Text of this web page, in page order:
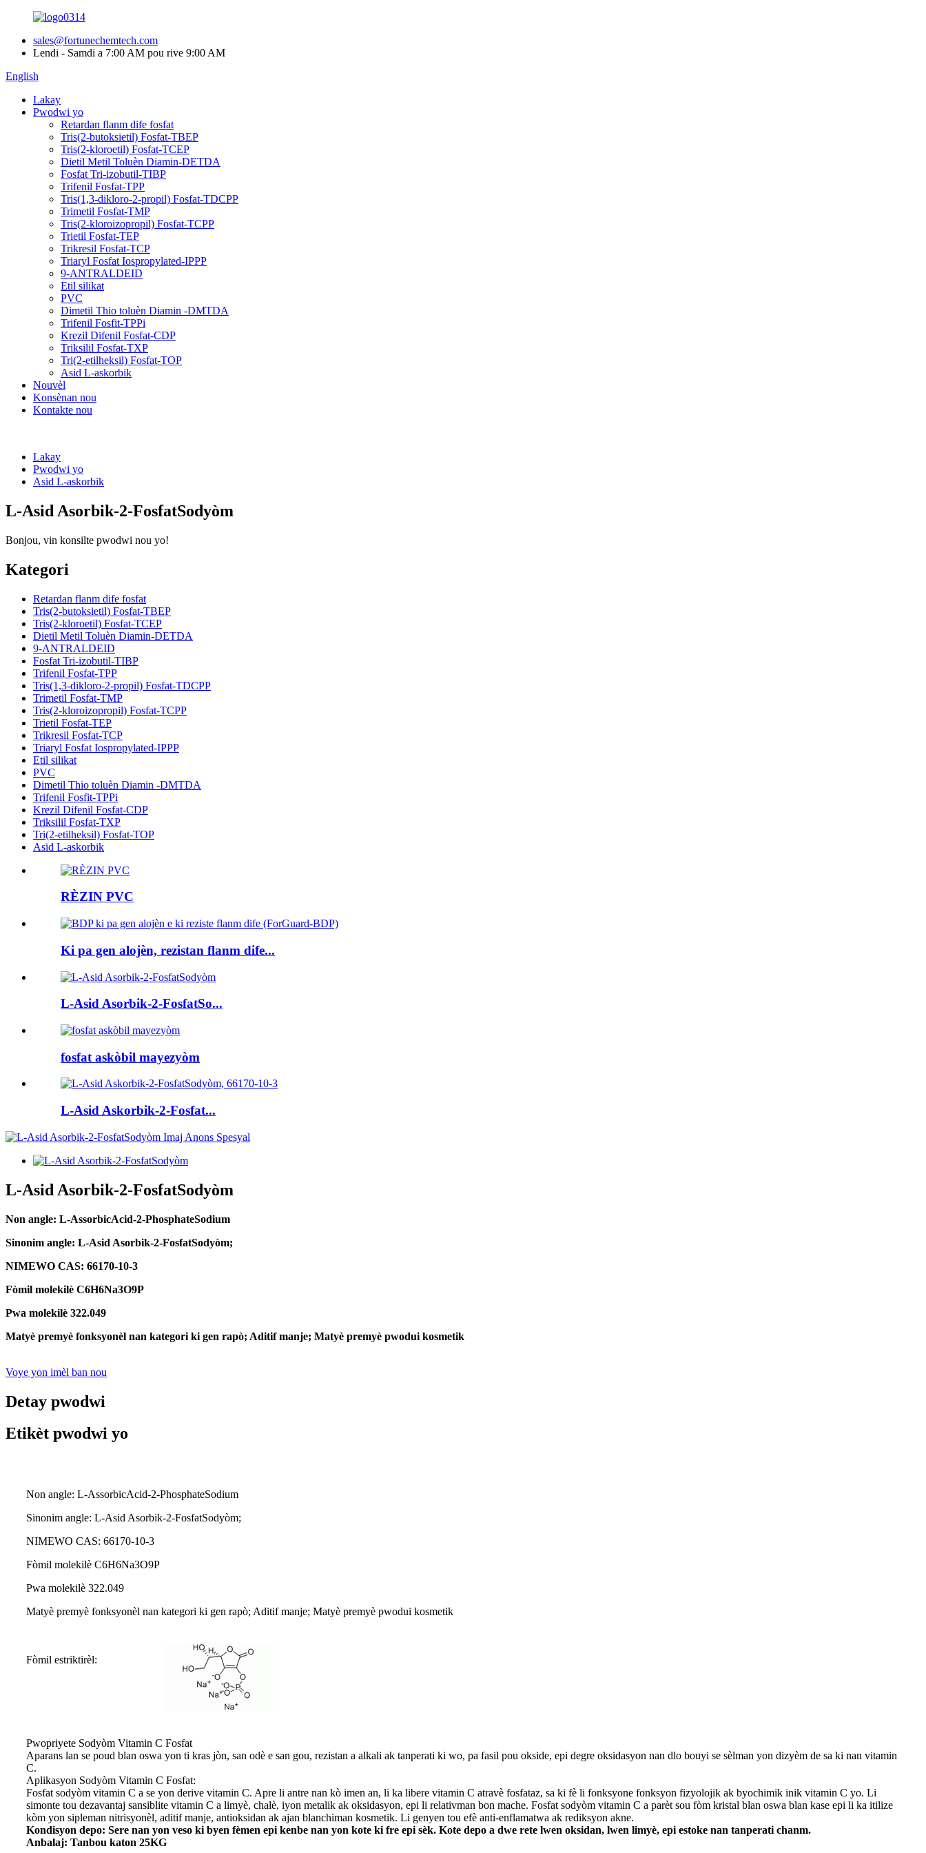
sales@fortunechemtech.com
Lendi - Samdi a 7:00 AM pou rive 9:00 AM
English
Lakay
Pwodwi yo
Retardan flanm dife fosfat
Tris(2-butoksietil) Fosfat-TBEP
Tris(2-kloroetil) Fosfat-TCEP
Dietil Metil Toluèn Diamin-DETDA
Fosfat Tri-izobutil-TIBP
Trifenil Fosfat-TPP
Tris(1,3-dikloro-2-propil) Fosfat-TDCPP
Trimetil Fosfat-TMP
Tris(2-kloroizopropil) Fosfat-TCPP
Trietil Fosfat-TEP
Trikresil Fosfat-TCP
Triaryl Fosfat Iospropylated-IPPP
9-ANTRALDEID
Etil silikat
PVC
Dimetil Thio toluèn Diamin -DMTDA
Trifenil Fosfit-TPPi
Krezil Difenil Fosfat-CDP
Triksilil Fosfat-TXP
Tri(2-etilheksil) Fosfat-TOP
Asid L-askorbik
Nouvèl
Konsènan nou
Kontakte nou
Lakay
Pwodwi yo
Asid L-askorbik
L-Asid Asorbik-2-FosfatSodyòm
Bonjou, vin konsilte pwodwi nou yo!
Kategori
Retardan flanm dife fosfat
Tris(2-butoksietil) Fosfat-TBEP
Tris(2-kloroetil) Fosfat-TCEP
Dietil Metil Toluèn Diamin-DETDA
9-ANTRALDEID
Fosfat Tri-izobutil-TIBP
Trifenil Fosfat-TPP
Tris(1,3-dikloro-2-propil) Fosfat-TDCPP
Trimetil Fosfat-TMP
Tris(2-kloroizopropil) Fosfat-TCPP
Trietil Fosfat-TEP
Trikresil Fosfat-TCP
Triaryl Fosfat Iospropylated-IPPP
Etil silikat
PVC
Dimetil Thio toluèn Diamin -DMTDA
Trifenil Fosfit-TPPi
Krezil Difenil Fosfat-CDP
Triksilil Fosfat-TXP
Tri(2-etilheksil) Fosfat-TOP
Asid L-askorbik
RÈZIN PVC
Ki pa gen alojèn, rezistan flanm dife...
L-Asid Asorbik-2-FosfatSo...
fosfat askòbil mayezyòm
L-Asid Askorbik-2-Fosfat...
L-Asid Asorbik-2-FosfatSodyòm
Non angle: L-AssorbicAcid-2-PhosphateSodium
Sinonim angle: L-Asid Asorbik-2-FosfatSodyòm;
NIMEWO CAS: 66170-10-3
Fòmil molekilè C6H6Na3O9P
Pwa molekilè 322.049
Matyè premyè fonksyonèl nan kategori ki gen rapò; Aditif manje; Matyè premyè pwodui kosmetik
Voye yon imèl ban nou
Detay pwodwi
Etikèt pwodwi yo
Non angle: L-AssorbicAcid-2-PhosphateSodium
Sinonim angle: L-Asid Asorbik-2-FosfatSodyòm;
NIMEWO CAS: 66170-10-3
Fòmil molekilè C6H6Na3O9P
Pwa molekilè 322.049
Matyè premyè fonksyonèl nan kategori ki gen rapò; Aditif manje; Matyè premyè pwodui kosmetik
Fòmil estriktirèl:
Pwopriyete Sodyòm Vitamin C Fosfat
Aparans lan se poud blan oswa yon ti kras jòn, san odè e san gou, rezistan a alkali ak tanperati ki wo, pa fasil pou okside, epi degre oksidasyon nan dlo bouyi se sèlman yon dizyèm de sa ki nan vitamin
C.
Aplikasyon Sodyòm Vitamin C Fosfat:
Fosfat sodyòm vitamin C a se yon derive vitamin C. Apre li antre nan kò imen an, li ka libere vitamin C atravè fosfataz, sa ki fè li fonksyone fonksyon fizyolojik ak byochimik inik vitamin C yo. Li
simonte tou dezavantaj sansiblite vitamin C a limyè, chalè, iyon metalik ak oksidasyon, epi li relativman bon mache. Fosfat sodyòm vitamin C a parèt sou fòm kristal blan oswa blan kase epi li ka itilize
kòm yon sipleman nitrisyonèl, aditif manje, antioksidan ak ajan blanchiman kosmetik. Li genyen tou efè anti-enflamatwa ak rediksyon akne.
Kondisyon depo: Sere nan yon veso ki byen fèmen epi kenbe nan yon kote ki fre epi sèk. Kote depo a dwe rete lwen oksidan, lwen limyè, epi estoke nan tanperati chanm.
Anbalaj: Tanbou katon 25KG